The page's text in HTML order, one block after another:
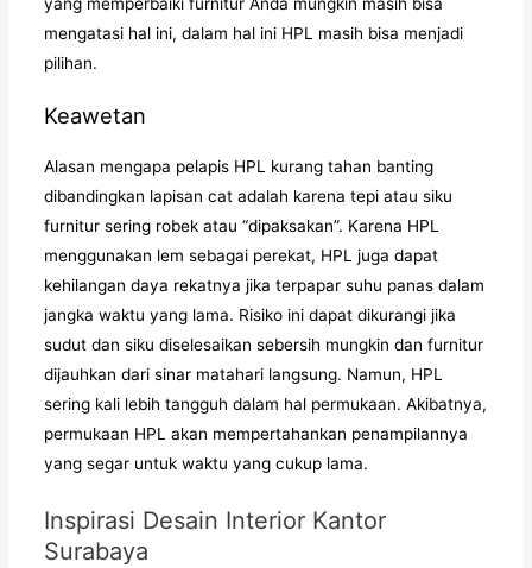
mengatasi hal ini, dalam hal ini HPL masih bisa menjadi
pilihan.
Keawetan
Alasan mengapa pelapis HPL kurang tahan banting
dibandingkan lapisan cat adalah karena tepi atau siku
furnitur sering robek atau “dipaksakan”. Karena HPL
menggunakan lem sebagai perekat, HPL juga dapat
kehilangan daya rekatnya jika terpapar suhu panas dalam
jangka waktu yang lama. Risiko ini dapat dikurangi jika
sudut dan siku diselesaikan sebersih mungkin dan furnitur
dijauhkan dari sinar matahari langsung. Namun, HPL
sering kali lebih tangguh dalam hal permukaan. Akibatnya,
permukaan HPL akan mempertahankan penampilannya
yang segar untuk waktu yang cukup lama.
Inspirasi Desain Interior Kantor
Surabaya